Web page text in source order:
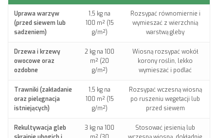
Uprawa warzyw
(przed siewem lub
sadzeniem)
1,5 kg na
100 m² (15
g/m²)
Rozsypać równomiernie i
wymieszać z wierzchnią
warstwą gleby
Drzewa i krzewy
owocowe oraz
ozdobne
2 kg na 100
m² (20
g/m²)
Wiosną rozsypać wokół
korony roślin, lekko
wymieszać i podlać
Trawniki (zakładanie
oraz pielęgnacja
istniejących)
1,5 kg na
100 m² (15
g/m²)
Rozsypać wczesną wiosną
po ruszeniu wegetacji lub
przed siewem
Rekultywacja gleb
3 kg na 100
Stosować jesienią lub